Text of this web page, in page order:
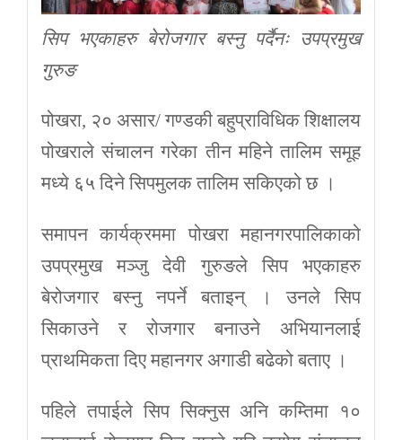
सिप भएकाहरु बेरोजगार बस्नु पर्दैनः उपप्रमुख
गुरुङ
पोखरा, २० असार/ गण्डकी बहुप्राविधिक शिक्षालय
पोखराले संचालन गरेका तीन महिने तालिम समूह
मध्ये ६५ दिने सिपमुलक तालिम सकिएको छ ।
समापन कार्यक्रममा पोखरा महानगरपालिकाको
उपप्रमुख मञ्जु देवी गुरुङले सिप भएकाहरु
बेरोजगार बस्नु नपर्ने बताइन् । उनले सिप
सिकाउने र रोजगार बनाउने अभियानलाई
प्राथमिकता दिए महानगर अगाडी बढेको बताए ।
पहिले तपाईले सिप सिक्नुस अनि कम्तिमा १०